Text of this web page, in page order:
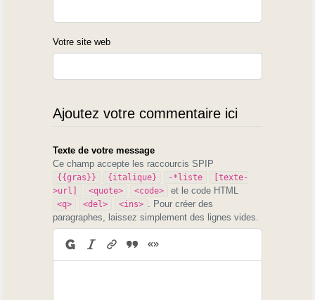
Votre site web
Ajoutez votre commentaire ici
Texte de votre message
Ce champ accepte les raccourcis SPIP
{{gras}} {italique} -*liste
[texte-
>url]
<quote> <code> et le code HTML
<q> <del> <ins>
. Pour créer des
paragraphes, laissez simplement des lignes vides.